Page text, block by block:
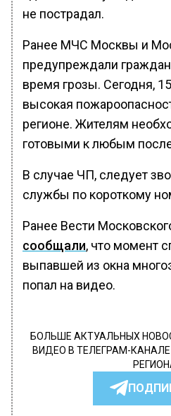
не пострадал.
Ранее МЧС Москвы и
предупреждали
время грозы. Сегодня,
высокая
регионе. Жителям
готовыми к любым
В случае ЧП, следует
службы по короткому
Ранее Вести
сообщали, что момент
выпавшей из окна
попал на видео.
БОЛЬШЕ АКТУАЛЬНЫХ
ВИДЕО В ТЕЛЕГРАМ-